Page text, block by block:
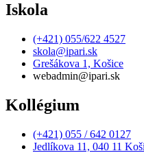
Iskola
(+421) 055/622 4527
skola@ipari.sk
Grešákova 1, Košice
webadmin@ipari.sk
Kollégium
(+421) 055 / 642 0127
Jedlíkova 11, 040 11